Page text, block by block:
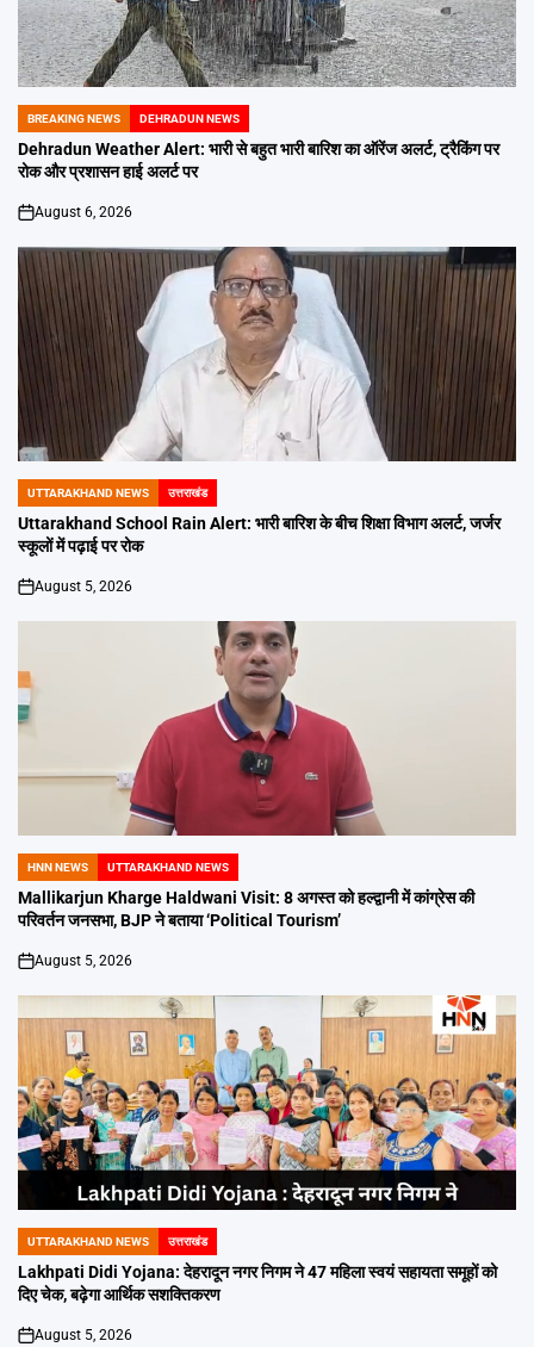
POSTED
IN
BREAKING NEWS DEHRADUN NEWS
Dehradun Weather Alert: भारी से बहुत भारी बारिश का ऑरेंज अलर्ट, ट्रैकिंग पर
रोक और प्रशासन हाई अलर्ट पर
on
August 6, 2026
POSTED
IN
UTTARAKHAND NEWS उत्तराखंड
Uttarakhand School Rain Alert: भारी बारिश के बीच शिक्षा विभाग अलर्ट, जर्जर
स्कूलों में पढ़ाई पर रोक
on
August 5, 2026
POSTED
IN
HNN NEWS UTTARAKHAND NEWS
Mallikarjun Kharge Haldwani Visit: 8 अगस्त को हल्द्वानी में कांग्रेस की
परिवर्तन जनसभा, BJP ने बताया ‘Political Tourism’
on
August 5, 2026
POSTED
IN
UTTARAKHAND NEWS उत्तराखंड
Lakhpati Didi Yojana: देहरादून नगर निगम ने 47 महिला स्वयं सहायता समूहों को
दिए चेक, बढ़ेगा आर्थिक सशक्तिकरण
August 5, 2026